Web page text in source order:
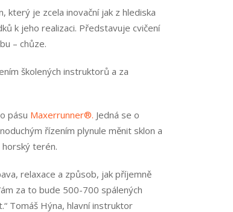
který je zcela inovační jak z hlediska
k jeho realizaci. Představuje cvičení
– chůze.
školených instruktorů a za
pásu Maxerrunner®. Jedná se o
řízením plynule měnit sklon a
terén.
relaxace a způsob, jak příjemně
za to bude 500-700 spálených
Tomáš Hýna, hlavní instruktor